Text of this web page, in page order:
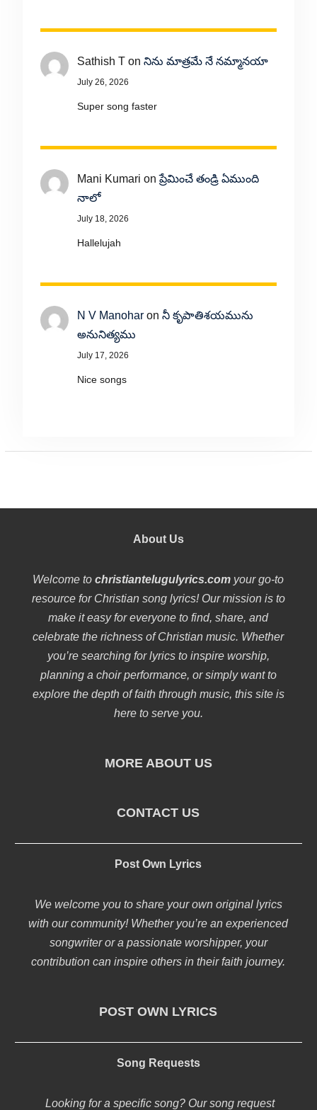
Sathish Ton నిను మాత్రమే నే నమ్మానయా
July 26, 2026
Super song faster
Mani Kumari onప్రేమించే తండ్రి ఏముంది
నాలో
July 18, 2026
Hallelujah
N V Manoharon నీ కృపాతిశయమును
అనునిత్యము
July 17, 2026
Nice songs
About Us
Welcome tochristiantelugulyrics.com your go-to
resource for Christian song lyrics! Our mission is to
make it easy for everyone to find, share, and
celebrate the richness of Christian music. Whether
you’re searching for lyrics to inspire worship,
planning a choir performance, or simply want to
explore the depth of faith through music, this site is
here to serve you.
MORE ABOUT US
CONTACT US
Post Own Lyrics
We welcome you to share your own original lyrics
with our community! Whether you’re an experienced
songwriter or a passionate worshipper, your
contribution can inspire others in their faith journey.
POST OWN LYRICS
Song Requests
Looking for a specific song? Our song request